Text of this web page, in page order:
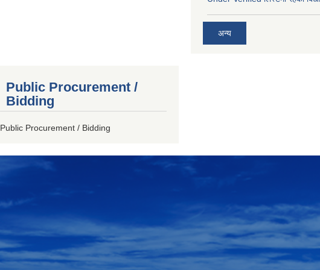
अन्य
Public Procurement /
Bidding
Public Procurement / Bidding